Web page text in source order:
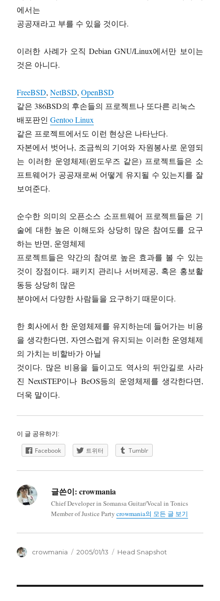
에서는
공공재라고 부를 수 있을 것이다.
이러한 사례가 오직 Debian GNU/Linux에서만 보이는
것은 아니다.
FreeBSD,NetBSD,OpenBSD
같은 386BSD의 후손들의 프로젝트나 또다른 리눅스
배포판인Gentoo Linux
같은 프로젝트에서도 이런 현상은 나타난다.
자본에서 벗어나, 조금씩의 기여와 자원봉사로 운영되
는 이러한 운영체제(윈도우즈 같은) 프로젝트들은 소
프트웨어가 공공재로써 어떻게 유지될 수 있는지를 잘
보여준다.
순수한 의미의 오픈소스 소프트웨어 프로젝트들은 기
술에 대한 높은 이해도와 상당히 많은 참여도를 요구
하는 반면, 운영체제
프로젝트들은 약간의 참여로 높은 효과를 볼 수 있는
것이 장점이다. 패키지 관리나 서버제공, 혹은 홍보활
동등 상당히 많은
분야에서 다양한 사람들을 요구하기 때문이다.
한 회사에서 한 운영체제를 유지하는데 들어가는 비용
을 생각한다면, 자연스럽게 유지되는 이러한 운영체제
의 가치는 비할바가 아닐
것이다. 많은 비용을 들이고도 역사의 뒤안길로 사라
진 NextSTEP이나 BeOS등의 운영체제를 생각한다면,
더욱 말이다.
이 글 공유하기:
Facebook 트위터 Tumblr
글쓴이: crowmania
Chief Developer in Somansa Guitar/Vocal in Tonics
Member of Justice Partycrowmania의 모든 글 보기
글
crowmania
작
2005/01/13
카
Head Snapshot